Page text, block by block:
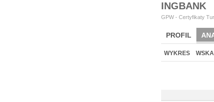
INGBANK
GPW - Certyfikaty
PROFIL
WYKRES